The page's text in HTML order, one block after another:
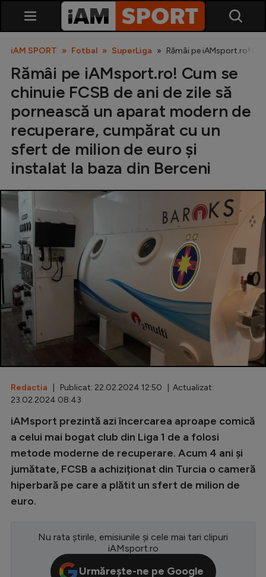
SuperLiga
Liga 2
Cupa României
U21
Fotbal feminin
Special
Diverse
Clasamente
Champions League
Europa League
Conference League
CM 2026
Bundesliga
iAM SPORT Fotbal SuperLiga Rămâi pe iAMsport.ro!
Rămâi pe iAMsport.ro! Cum se
chinuie FCSB de ani de zile să
pornească un aparat modern de
recuperare, cumpărat cu un
sfert de milion de euro și
instalat la baza din Berceni
Redactia | Publicat: 22.02.2024 12:50 | Actualizat:
23.02.2024 08:43
iAMsport prezintă azi încercarea aproape comică
a celui mai bogat club din Liga 1 de a folosi
metode moderne de recuperare. Acum 4 ani și
jumătate, FCSB a achiziționat din Turcia o cameră
hiperbară pe care a plătit un sfert de milion de
euro.
Nu rata știrile, emisiunile și cele mai tari clipuri
iAMsport.ro
Urmărește-ne pe Google